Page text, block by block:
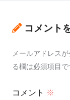
コメント
メールアドレス
る欄は必須項目で
コメント ※